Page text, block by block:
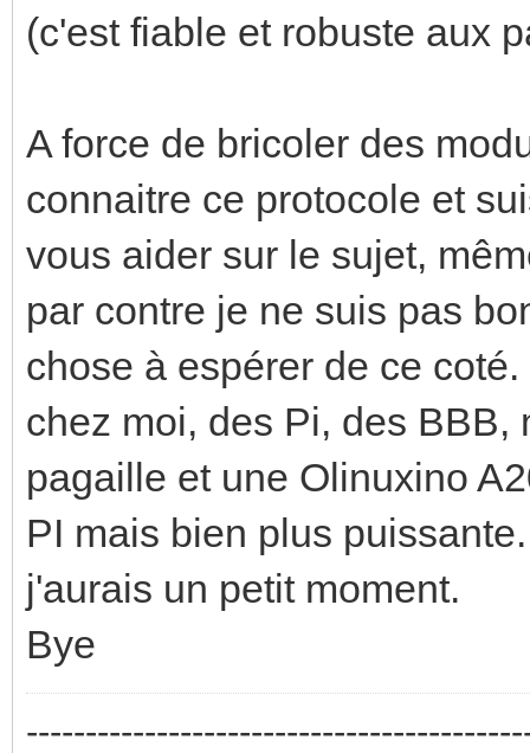
(c'est fiable et robuste aux
A force de bricoler des
connaitre ce protocole et
vous aider sur le sujet,
par contre je ne suis pas
chose à espérer de ce
chez moi, des Pi, des BBB,
pagaille et une Olinuxino
PI mais bien plus
j'aurais un petit moment.
Bye